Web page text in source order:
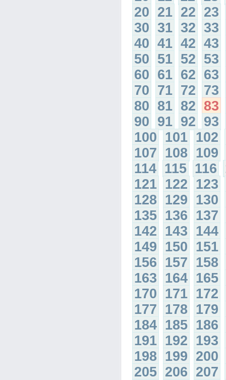
20 21 22 23
30 31 32 33
40 41 42 43
50 51 52 53
60 61 62 63
70 71 72 73
80 81 82 83
90 91 92 93
100 101 102
107 108 109
114 115 116
121 122 123
128 129 130
135 136 137
142 143 144
149 150 151
156 157 158
163 164 165
170 171 172
177 178 179
184 185 186
191 192 193
198 199 200
205 206 207